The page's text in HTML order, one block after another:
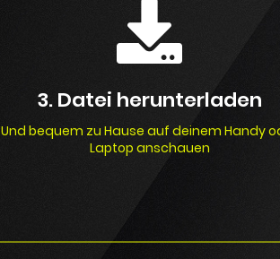
3. Datei herunterladen
Und bequem zu Hause auf deinem Handy
Laptop anschauen